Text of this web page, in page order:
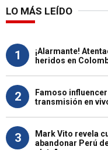
LO MÁS LEÍDO
1
¡Alarmante!
heridos en
2
Famoso
transmisión en
3
Mark Vito revela
abandonar Perú